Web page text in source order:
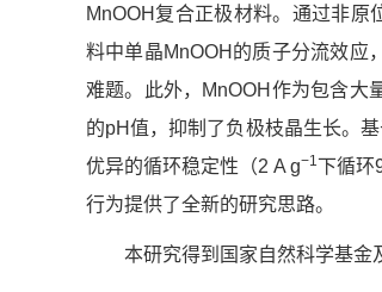
MnOOH复合正极材料。通过非
料中单晶MnOOH的质子分流效应
难题。此外，MnOOH作为包含大
的pH值，抑制了负极枝晶生长。
优异的循环稳定性（2 A g−1 下循
行为提供了全新的研究思路。
本研究得到国家自然科学基金